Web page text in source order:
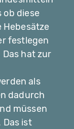
ob diese
Hebesätze
festlegen
hat zur
als
dadurch
müssen
ist